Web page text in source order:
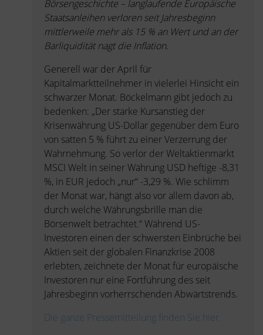
Börsengeschichte – langlaufende Europäische
Staatsanleihen verloren seit Jahresbeginn
mittlerweile mehr als 15 % an Wert und an der
Barliquidität nagt die Inflation.
Generell war der April für
Kapitalmarktteilnehmer in vielerlei Hinsicht ein
schwarzer Monat. Böckelmann gibt jedoch zu
bedenken: „Der starke Kursanstieg der
Krisenwährung US-Dollar gegenüber dem Euro
von satten 5 % führt zu einer Verzerrung der
Wahrnehmung. So verlor der Weltaktienmarkt
MSCI Welt in seiner Währung USD heftige -8,31
%, in EUR jedoch „nur“ -3,29 %. Wie schlimm
der Monat war, hängt also vor allem davon ab,
durch welche Währungsbrille man die
Börsenwelt betrachtet.“ Während US-
Investoren einen der schwersten Einbrüche bei
Aktien seit der globalen Finanzkrise 2008
erlebten, zeichnete der Monat für europäische
Investoren nur eine Fortführung des seit
Jahresbeginn vorherrschenden Abwärtstrends.
Die ganze Pressemitteilung finden Sie hier.